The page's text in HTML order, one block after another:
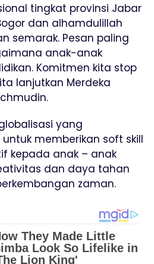
tingkat provinsi Jabar
dan alhamdulillah
semarak. Pesan paling
anak-anak
Komitmen kita stop
lanjutkan Merdeka
yang
memberikan soft skill
kepada anak – anak
dan daya tahan
zaman.